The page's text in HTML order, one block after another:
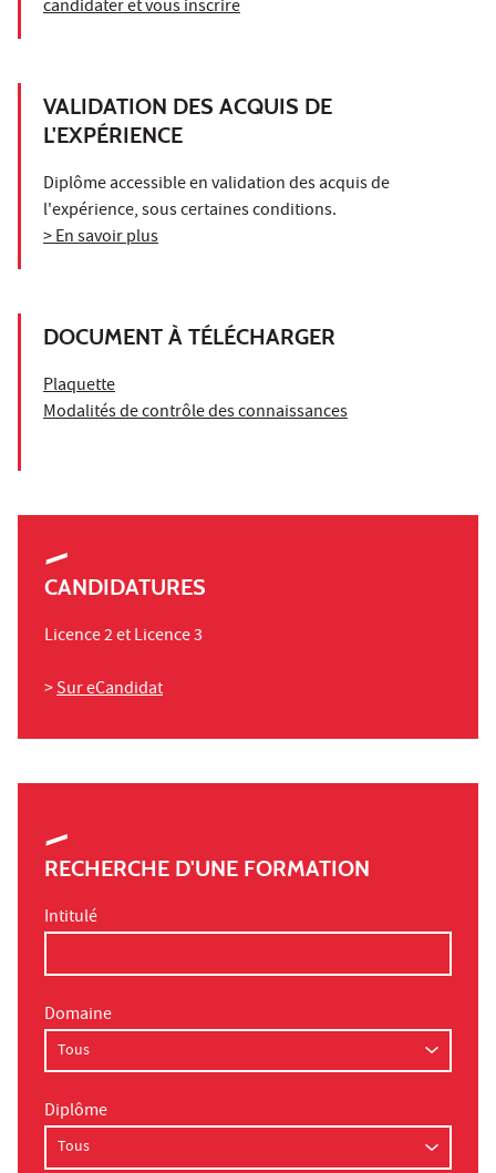
candidater et vous inscrire
VALIDATION DES ACQUIS DE
L'EXPÉRIENCE
Diplôme accessible en validation des acquis de
l'expérience, sous certaines conditions.
> En savoir plus
DOCUMENT À TÉLÉCHARGER
Plaquette
Modalités de contrôle des connaissances
CANDIDATURES
Licence 2 et Licence 3
>Sur eCandidat
RECHERCHE D'UNE FORMATION
Intitulé
Domaine
Diplôme